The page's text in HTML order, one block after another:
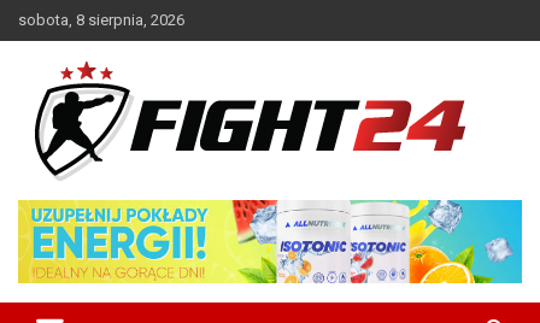
to
sobota, 8 sierpnia, 2026
FIGHT24.PL – MMA i K-1, UFC